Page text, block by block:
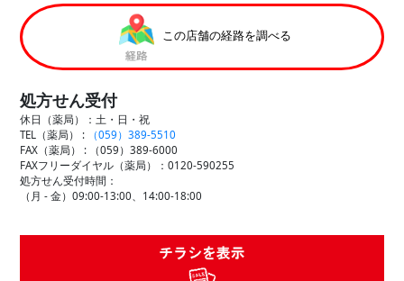
この店舗の経路を調べる
処方せん受付
休日（薬局）：土・日・祝
TEL（薬局） :
（059）389-5510
FAX（薬局） :
（059）389-6000
FAXフリーダイヤル（薬局）：0120-590255
処方せん受付時間：
（月 - 金）09:00-13:00、14:00-18:00